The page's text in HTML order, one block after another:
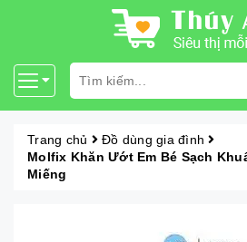
Trang chủ
Đồ dùng gia đình
Molfix Khăn Ướt Em Bé Sạch
Miếng